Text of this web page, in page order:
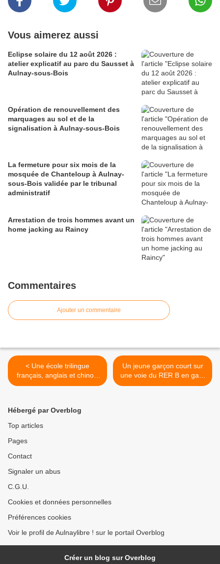
Vous aimerez aussi
Eclipse solaire du 12 août 2026 :
atelier explicatif au parc du Sausset à
Aulnay-sous-Bois
Opération de renouvellement des
marquages au sol et de la
signalisation à Aulnay-sous-Bois
La fermeture pour six mois de la
mosquée de Chanteloup à Aulnay-
sous-Bois validée par le tribunal
administratif
Arrestation de trois hommes avant un
home jacking au Raincy
Commentaires
Ajouter un commentaire
< Une école trilingue
français, anglais et chinois
au Blanc-Mesnil pour la
Un jeune garçon court sur
une voie du RER B en gare
d’Aulnay-sous-Bois >
Hébergé par Overblog
Top articles
Pages
Contact
Signaler un abus
C.G.U.
Cookies et données personnelles
Préférences cookies
Voir le profil de Aulnaylibre ! sur le portail Overblog
Créer un blog sur Overblog